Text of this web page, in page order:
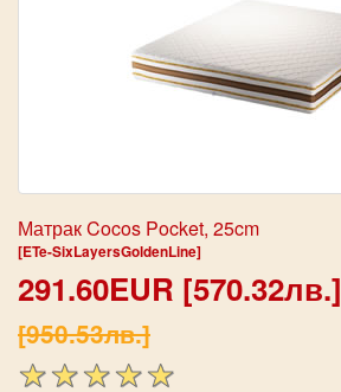
Матрак Cocos Pocket, 25cm
[ETe-SixLayersGoldenLine]
291.60EUR [570.32лв.]
[950.53лв.]